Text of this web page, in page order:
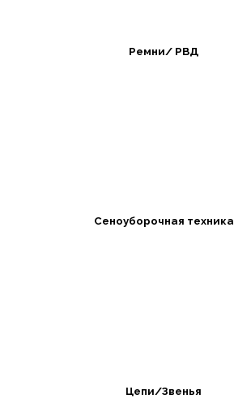
Ремни/ РВД
Сеноуборочная техника
Цепи/Звенья